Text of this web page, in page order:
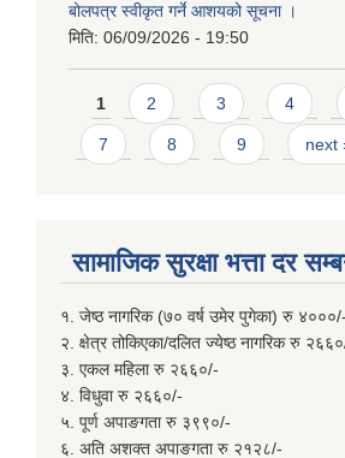
बोलपत्र स्वीकृत गर्ने आशयको सूचना ।
मिति: 06/09/2026 - 19:50
Pages
1 2 3 4
7 8 9 next
सामाजिक सुरक्षा भत्ता दर
१. जेष्ठ नागरिक (७० वर्ष उमेर पुगेका) रु ४०००/-
२. क्षेत्र तोकिएका/दलित ज्येष्ठ नागरिक रु
३. एकल महिला रु २६६०/-
४. विधुवा रु २६६०/-
५. पूर्ण अपाङगता रु ३९९०/-
६. अति अशक्त अपाङगता रु २१२८/-